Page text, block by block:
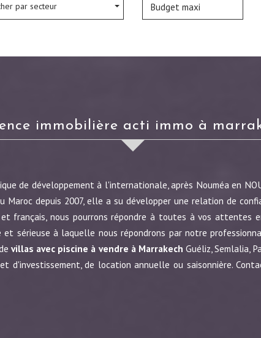
par secteur
immobilière acti immo à
de développement à l'internationale, après Nouméa en
Maroc depuis 2007, elle a su développer une relation de
français, nous pourrons répondre à toutes à vos attentes
sérieuse à laquelle nous répondrons par notre
villas avec piscine à vendre à Marrakech Guéliz, Semlalia,
d'investissement, de location annuelle ou saisonnière.